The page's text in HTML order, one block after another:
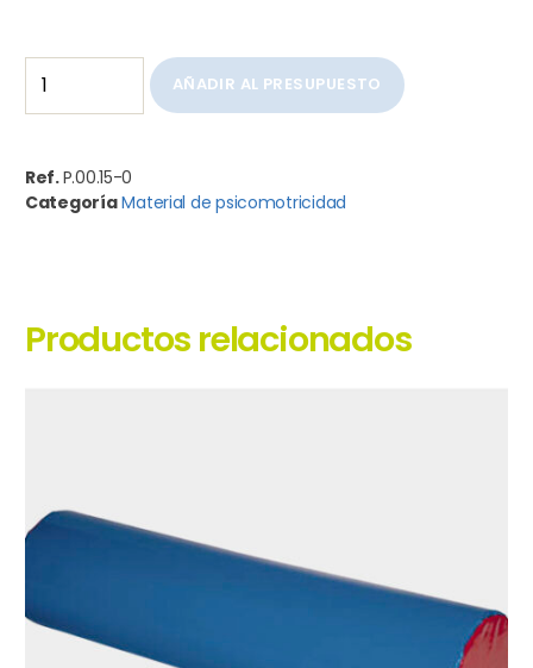
AÑADIR AL PRESUPUESTO
Ref.P.00.15-0
CategoríaMaterial de psicomotricidad
Productos relacionados